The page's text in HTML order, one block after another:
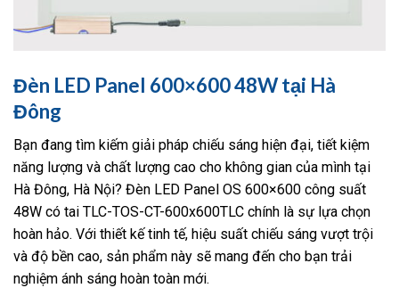
Đèn LED Panel 600×600 48W tại Hà
Đông
Bạn đang tìm kiếm giải pháp chiếu sáng hiện đại, tiết kiệm
năng lượng và chất lượng cao cho không gian của mình tại
Hà Đông, Hà Nội? Đèn LED Panel OS 600×600 công suất
48W có tai TLC-TOS-CT-600x600TLC chính là sự lựa chọn
hoàn hảo. Với thiết kế tinh tế, hiệu suất chiếu sáng vượt trội
và độ bền cao, sản phẩm này sẽ mang đến cho bạn trải
nghiệm ánh sáng hoàn toàn mới.